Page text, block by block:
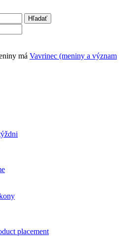
má Vavrinec (meniny a význam
placement